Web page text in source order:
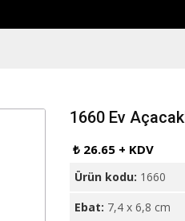
1660 Ev
₺ 26.65 + KDV
Ürün kodu: 1660
Ebat: 7,4 x 6,8 cm